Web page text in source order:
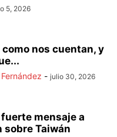
5, 2026
nos cuentan, y
- julio 30, 2026
mensaje a
sobre Taiwán